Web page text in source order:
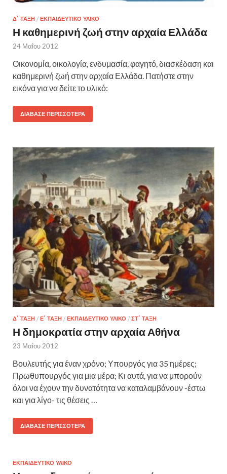
Δ΄ ΤΆΞΗ / ΕΚΠΑΙΔΕΥΤΙΚΌ ΥΛΙΚΌ
Η καθημερινή ζωή στην αρχαία Ελλάδα
24 Μαΐου 2012
Οικονομία, οικολογία, ενδυμασία, φαγητό, διασκέδαση και
καθημερινή ζωή στην αρχαία Ελλάδα. Πατήστε στην
εικόνα για να δείτε το υλικό:
ΔΙΆΒΑΣΕ ΠΕΡΙΣΣΌΤΕΡΑ
Δ΄ ΤΆΞΗ / Ε΄ ΤΆΞΗ / ΕΚΠΑΙΔΕΥΤΙΚΌ ΥΛΙΚΌ / ΣΤ΄ ΤΆΞΗ
Η δημοκρατία στην αρχαία Αθήνα
23 Μαΐου 2012
Βουλευτής για έναν χρόνο; Υπουργός για 35 ημέρες;
Πρωθυπουργός για μια μέρα; Κι αυτά, για να μπορούν
όλοι να έχουν την δυνατότητα να καταλαμβάνουν -έστω
και για λίγο- τις θέσεις …
ΔΙΆΒΑΣΕ ΠΕΡΙΣΣΌΤΕΡΑ
ΕΚΠΑΙΔΕΥΤΙΚΌ ΥΛΙΚΌ